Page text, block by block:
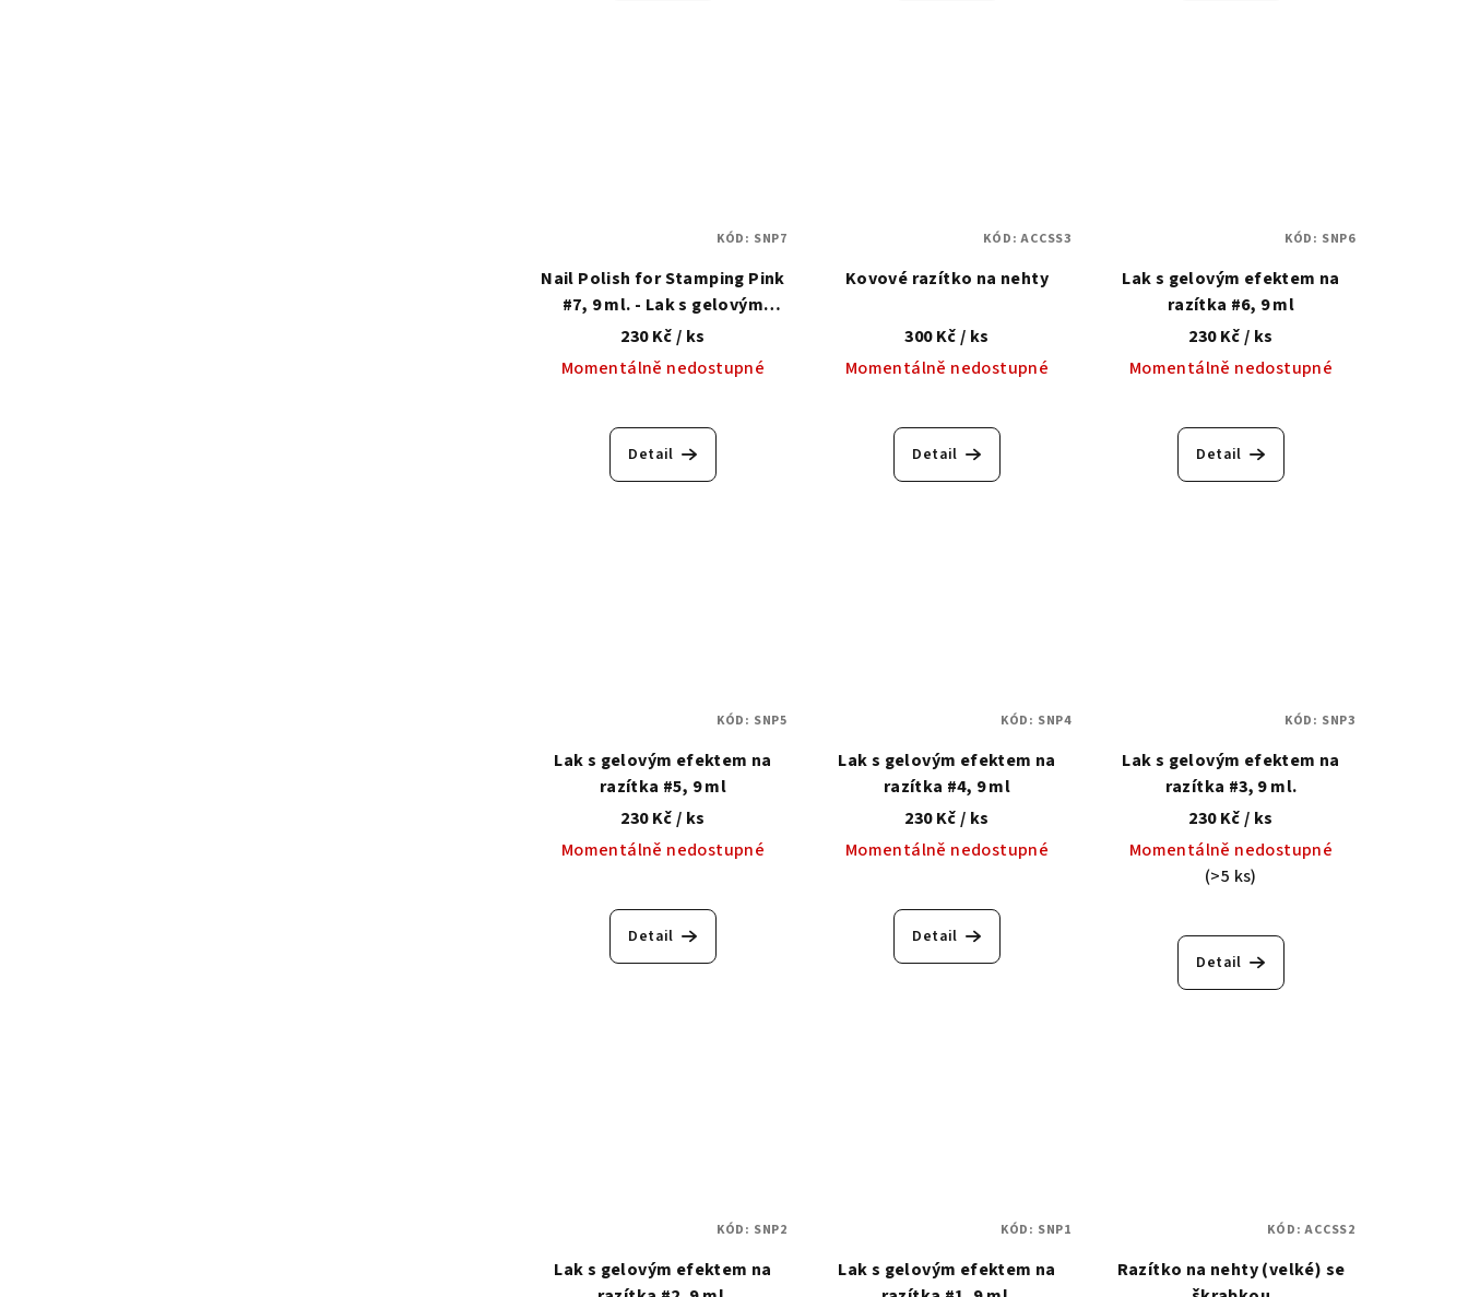
Nail Polish for Stamping Pink
#7, 9 ml. - Lak s gelovým
efektem na razítkování
230 Kč/ ks
Momentálně nedostupné
Detail
KÓD: SNP7
Kovové razítko na nehty
300 Kč/ ks
Momentálně nedostupné
Detail
KÓD:ACCSS3
Lak s gelovým efektem na
razítka #6, 9 ml
230 Kč/ ks
Momentálně nedostupné
Detail
KÓD: SNP6
Lak s gelovým efektem na
razítka #5, 9 ml
230 Kč/ ks
Momentálně nedostupné
Detail
KÓD: SNP5
Lak s gelovým efektem na
razítka #4, 9 ml
230 Kč/ ks
Momentálně nedostupné
Detail
KÓD: SNP4
Lak s gelovým efektem na
razítka #3, 9 ml.
230 Kč/ ks
Momentálně nedostupné
(>5 ks)
Detail
KÓD: SNP3
Lak s gelovým efektem na
KÓD: SNP2
Lak s gelovým efektem na
KÓD: SNP1
Razítko na nehty (velké) se
KÓD:ACCSS2